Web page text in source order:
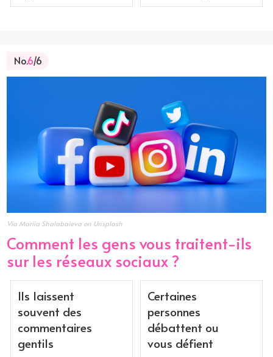
No.6/6
Via Mariia Shalabaieva on Unsplash
Comment les gens vous traitent-ils
sur les réseaux sociaux ?
Ils laissent
souvent des
commentaires
gentils
Certaines
personnes
débattent ou
vous défient